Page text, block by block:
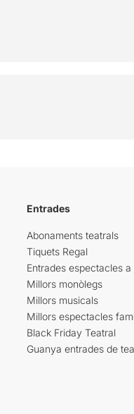
Entrades
Abonaments teatrals
Tiquets Regal
Entrades espectacles
Millors monòlegs
Millors musicals
Millors espectacles
Black Friday Teatral
Guanya entrades de